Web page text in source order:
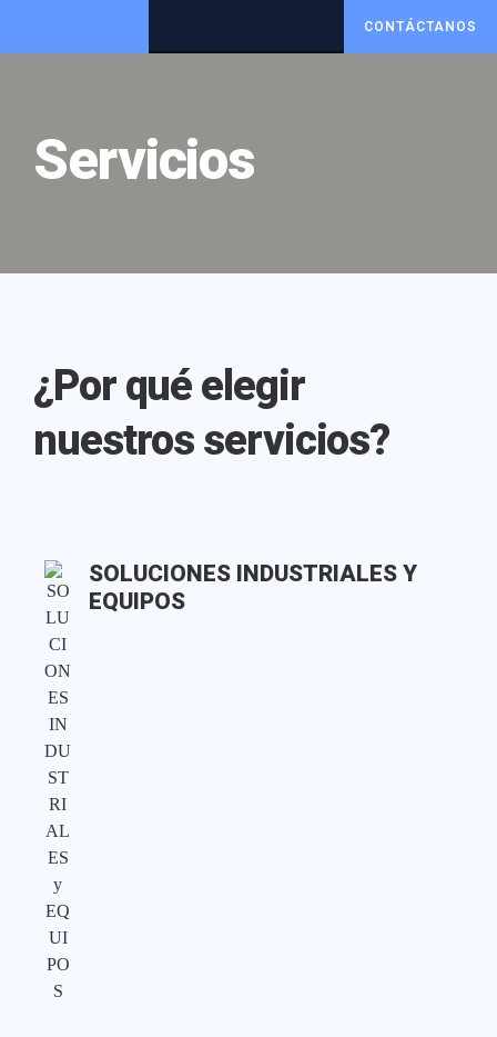
CONTÁCTANOS
Servicios
¿Por qué elegir
nuestros servicios?
SOLUCIONES INDUSTRIALES Y
EQUIPOS